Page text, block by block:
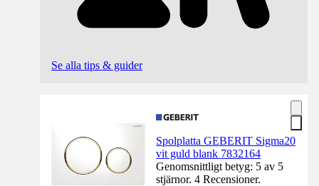
Se alla tips & guider
Spolplatta GEBERIT Sigma20
vit guld blank 7832164
Genomsnittligt betyg: 5 av 5
stjärnor. 4 Recensioner.